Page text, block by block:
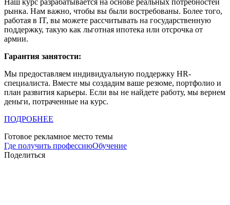
рынка. Нам важно, чтобы вы были востребованы. Более того,
работая в IT, вы можете рассчитывать на государственную
поддержку, такую как льготная ипотека или отсрочка от
армии.
Гарантия занятости:
Мы предоставляем индивидуальную поддержку HR-
специалиста. Вместе мы создадим ваше резюме, портфолио и
план развития карьеры. Если вы не найдете работу, мы вернем
деньги, потраченные на курс.
ПОДРОБНЕЕ
Готовое рекламное место темы
Где получить профессиюОбучение
Поделиться